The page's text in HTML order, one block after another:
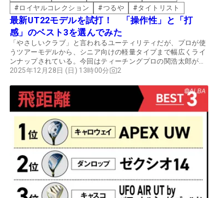
#ロイヤルコレクション #つるや #タイトリスト
最新UT22モデルを試打！ 「操作性」と「打
感」のベスト3を選んでみた
「やさしいクラブ」と言われるユーティリティだが、プロが使
うツアーモデルから、シニア向けの軽量タイプまで幅広くライ
ンナップされている。今回はティーチングプロの関浩太郎が最
新モデルを試打。「操作性」と「打感」のベスト3を選んでも
2025年12月28日 (日) 13時00分 2